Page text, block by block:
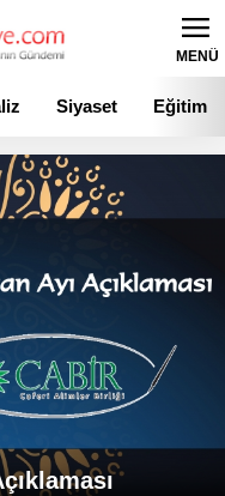
MENÜ
Siyaset Eğitim